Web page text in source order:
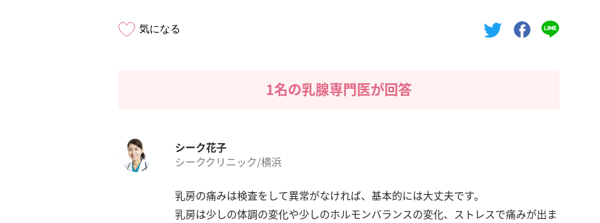
気になる
1名の乳腺専門医が回答
シーク花子
シーククリニック/横浜
乳房の痛みは検査をして異常がなければ、基本的には大丈夫です。
乳房は少しの体調の変化や少しのホルモンバランスの変化、ストレスで痛みが出ま